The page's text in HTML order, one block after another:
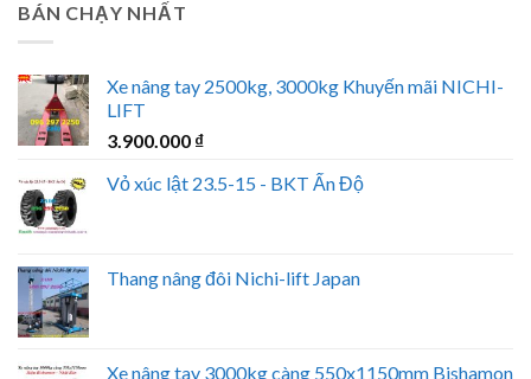
BÁN CHẠY NHẤT
Xe nâng tay 2500kg, 3000kg Khuyến mãi NICHI-
LIFT
3.900.000 ₫
Vỏ xúc lật 23.5-15 - BKT Ấn Độ
Thang nâng đôi Nichi-lift Japan
Xe nâng tay 3000kg càng 550x1150mm Bishamon